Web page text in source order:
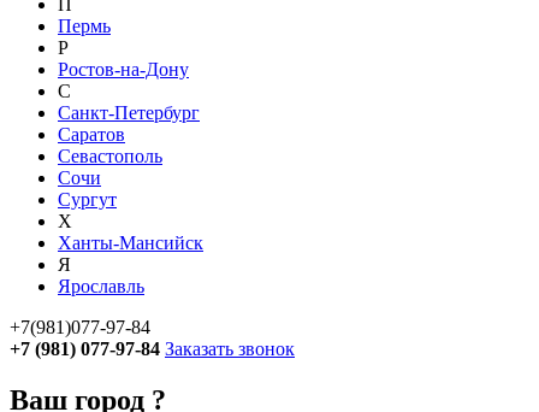
П
Пермь
Р
Ростов-на-Дону
С
Санкт-Петербург
Саратов
Севастополь
Сочи
Сургут
Х
Ханты-Мансийск
Я
Ярославль
+7(981)077-97-84
+7 (981) 077-97-84 Заказать звонок
Ваш город ?